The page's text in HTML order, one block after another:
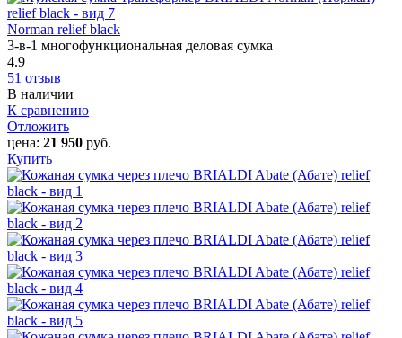
Norman relief black
3-в-1 многофункциональная деловая сумка
4.9
51 отзыв
В наличии
К сравнению
Отложить
цена: 21 950 руб.
Купить